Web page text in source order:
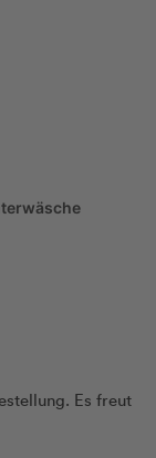
Es freut